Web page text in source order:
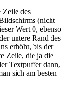
Zeile des
(nicht
Wert 0, ebenso
untere Rand des
erhöht, bis der
Zeile, die ja die
Textpuffer dann,
sich am besten